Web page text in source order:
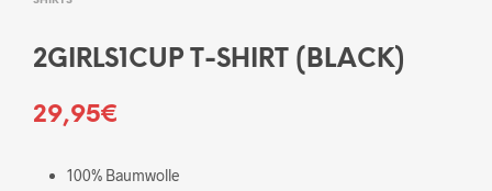
2GIRLS1CUP T-SHIRT (BLACK)
29,95€
100% Baumwolle